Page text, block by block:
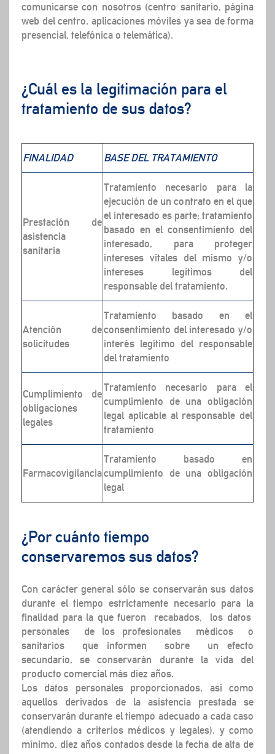
comunicarse con nosotros (centro sanitario, página
web del centro, aplicaciones móviles ya sea de forma
presencial, telefónica o telemática).
¿Cuál es la legitimación para el
tratamiento de sus datos?
FINALIDAD BASE DEL TRATAMIENTO
Prestación de
asistencia
sanitaria
Tratamiento necesario para la
ejecución de un contrato en el que
el interesado es parte; tratamiento
basado en el consentimiento del
interesado, para proteger
intereses vitales del mismo y/o
intereses legítimos del
responsable del tratamiento.
Atención de
solicitudes
Tratamiento basado en el
consentimiento del interesado y/o
interés legítimo del responsable
del tratamiento
Cumplimiento de
obligaciones
legales
Tratamiento necesario para el
cumplimiento de una obligación
legal aplicable al responsable del
tratamiento
Farmacovigilancia
Tratamiento basado en
cumplimiento de una obligación
legal
¿Por cuánto tiempo
conservaremos sus datos?
Con carácter general sólo se conservarán sus datos
durante el tiempo estrictamente necesario para la
finalidad para la que fueron recabados, los datos
personales de los profesionales médicos o
sanitarios que informen sobre un efecto
secundario, se conservarán durante la vida del
producto comercial más diez años.
Los datos personales proporcionados, así como
aquellos derivados de la asistencia prestada se
conservarán durante el tiempo adecuado a cada caso
(atendiendo a criterios médicos y legales), y como
mínimo, diez años contados desde la fecha de alta de